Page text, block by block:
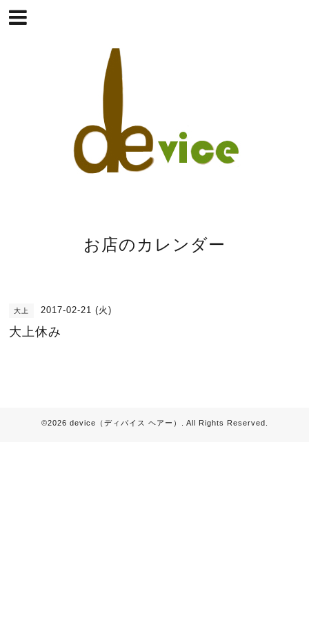
お店のカレンダー
大上 2017-02-21 (火)
大上休み
©2026 device（ディバイス ヘアー） . All Rights Reserved.